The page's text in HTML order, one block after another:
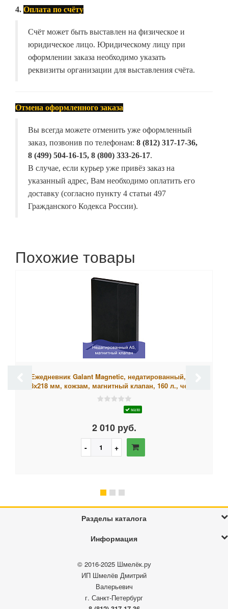
4. Оплата по счёту
Счёт может быть выставлен на физическое и
юридическое лицо. Юридическому лицу при
оформлении заказа необходимо указать
реквизиты организации для выставления счёта.
Отмена оформленного заказа
Вы всегда можете отменить уже оформленный
заказ, позвонив по телефонам: 8 (812) 317-17-36,
8 (499) 504-16-15, 8 (800) 333-26-17.
В случае, если курьер уже привёз заказ на
указанный адрес, Вам необходимо оплатить его
доставку (согласно пункту 4 статьи 497
Гражданского Кодекса России).
Похожие товары
Ежедневник Galant Magnetic, недатированный, А5,
148х218 мм, кожзам, магнитный клапан, 160 л., черный
мало
2 010 руб.
Разделы каталога
Информация
© 2016-2025 Шмелёк.ру
ИП Шмелёв Дмитрий
Валерьевич
г. Санкт-Петербург